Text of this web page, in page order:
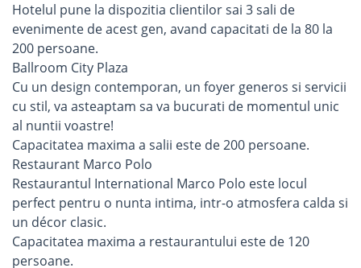
Hotelul pune la dispozitia clientilor sai 3 sali de
evenimente de acest gen, avand capacitati de la 80 la
200 persoane.
Ballroom City Plaza
Cu un design contemporan, un foyer generos si servicii
cu stil, va asteaptam sa va bucurati de momentul unic
al nuntii voastre!
Capacitatea maxima a salii este de 200 persoane.
Restaurant Marco Polo
Restaurantul International Marco Polo este locul
perfect pentru o nunta intima, intr-o atmosfera calda si
un décor clasic.
Capacitatea maxima a restaurantului este de 120
persoane.